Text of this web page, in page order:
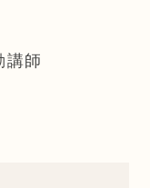
講師